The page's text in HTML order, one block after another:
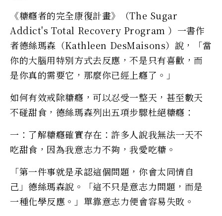
《糖癮者的完全康復計畫》（The Sugar
Addict's Total Recovery Program ）一書作
者德絲瑪森（Kathleen DesMaisons）說，「當
你的大腦用特別方式去反應，不是只有喜歡，而
是你真的需要它，那麼你已經上癮了。」
如何有效戒除糖癮，可以忍受一整天，甚至數天
不碰甜食，德絲瑪森列出五項步驟杜絕糖癮：
一：了解糖癮確實存在：許多人說我無法一天不
吃甜食，因為我意志力不夠，我愛吃糖。
「第一件事就是承認這個問題，你會太同情自
己」德絲瑪森說。「這不只是意志力問題，而是
一種化學反應。」單靠意志力便會容易失敗。